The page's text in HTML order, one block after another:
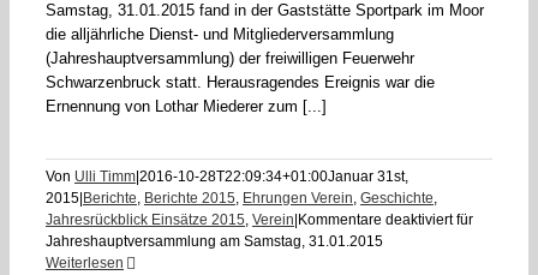
Samstag, 31.01.2015 fand in der Gaststätte Sportpark im Moor
die alljährliche Dienst- und Mitgliederversammlung
(Jahreshauptversammlung) der freiwilligen Feuerwehr
Schwarzenbruck statt. Herausragendes Ereignis war die
Ernennung von Lothar Miederer zum [...]
Von Ulli Timm 2016-10-28T22:09:34+01:00Januar 31st,
2015 Berichte, Berichte 2015, Ehrungen Verein, Geschichte,
Jahresrückblick Einsätze 2015, Verein Kommentare deaktiviertfür
Jahreshauptversammlung am Samstag, 31.01.2015
Weiterlesen